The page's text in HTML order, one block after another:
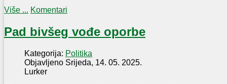
Više ... Komentari
Pad bivšeg vođe oporbe
Kategorija: Politika
Objavljeno Srijeda, 14. 05. 2025.
Lurker